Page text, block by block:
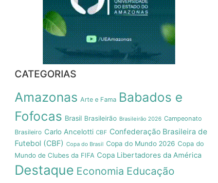
CATEGORIAS
Amazonas Arte e Fama Babados e
Fofocas Brasil Brasileirão Brasileirão 2026 Campeonato
Brasileiro Carlo Ancelotti CBF Confederação Brasileira de
Futebol (CBF) Copa do Brasil Copa do Mundo 2026 Copa do
Mundo de Clubes da FIFA Copa Libertadores da América
Destaque Economia Educação